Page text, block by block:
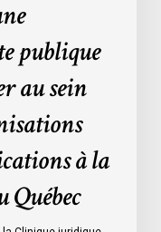
publique
au sein
à la